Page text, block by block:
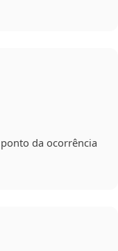
da ocorrência